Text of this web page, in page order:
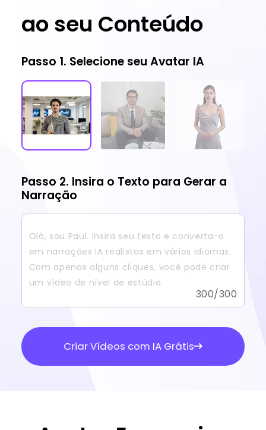
ao seu Conteúdo
Passo 1. Selecione seu Avatar IA
Passo 2. Insira o Texto para Gerar a
Narração
300/300
Criar Vídeos com IA Grátis